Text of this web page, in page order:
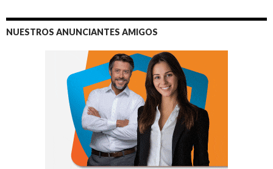
NUESTROS ANUNCIANTES AMIGOS